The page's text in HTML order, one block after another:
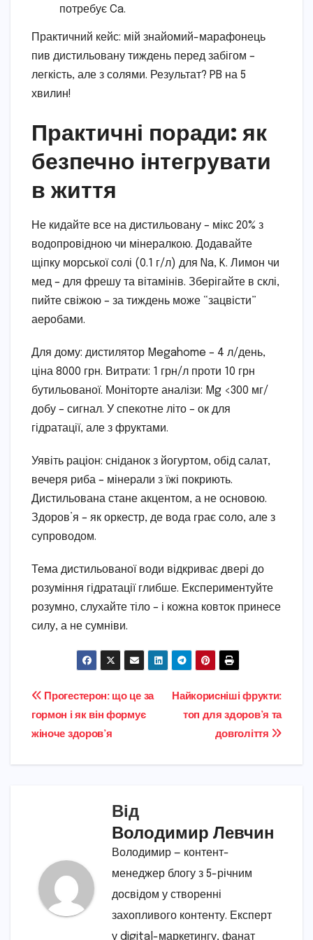
потребує Ca.
Практичний кейс: мій знайомий-марафонець
пив дистильовану тиждень перед забігом –
легкість, але з солями. Результат? PB на 5
хвилин!
Практичні поради: як
безпечно інтегрувати
в життя
Не кидайте все на дистильовану – мікс 20% з
водопровідною чи мінералкою. Додавайте
щіпку морської солі (0.1 г/л) для Na, K. Лимон чи
мед – для фрешу та вітамінів. Зберігайте в склі,
пийте свіжою – за тиждень може “зацвісти”
аеробами.
Для дому: дистилятор Megahome – 4 л/день,
ціна 8000 грн. Витрати: 1 грн/л проти 10 грн
бутильованої. Моніторте аналізи: Mg <300 мг/
добу – сигнал. У спекотне літо – ок для
гідратації, але з фруктами.
Уявіть раціон: сніданок з йогуртом, обід салат,
вечеря риба – мінерали з їжі покриють.
Дистильована стане акцентом, а не основою.
Здоров’я – як оркестр, де вода грає соло, але з
супроводом.
Тема дистильованої води відкриває двері до
розуміння гідратації глибше. Експериментуйте
розумно, слухайте тіло – і кожна ковток принесе
силу, а не сумніви.
Навігація
записів
Найкорисніші фрукти:
топ для здоров’я та
довголіття
Прогестерон: що це за
гормон і як він формує
жіноче здоров’я
Від
Володимир Левчин
Володимир — контент-
менеджер блогу з 5-річним
досвідом у створенні
захопливого контенту. Експерт
у digital-маркетингу, фанат